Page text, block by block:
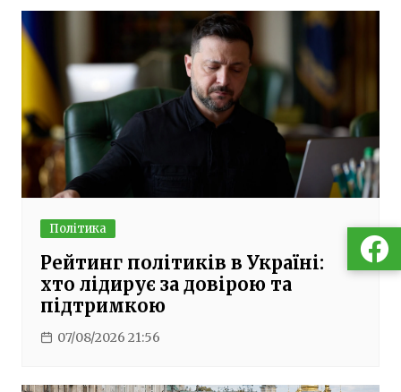
Політика
Рейтинг політиків в Україні:
хто лідирує за довірою та
підтримкою
07/08/2026 21:56